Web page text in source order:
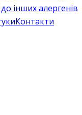
інших алергенів
Контакти